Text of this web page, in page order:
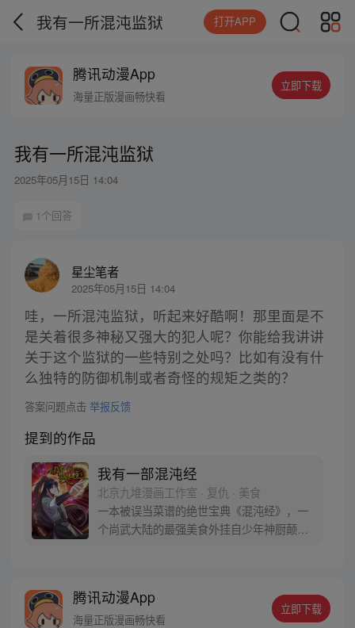
我有一所混沌监狱 打开APP
腾讯动漫App
海量正版漫画畅快看
立即下载
我有一所混沌监狱
2025年05月15日 14:04
1个回答
星尘笔者
2025年05月15日 14:04
哇，一所混沌监狱，听起来好酷啊！那里面是不
是关着很多神秘又强大的犯人呢？你能给我讲讲
关于这个监狱的一些特别之处吗？比如有没有什
么独特的防御机制或者奇怪的规矩之类的？
答案问题点击 举报反馈
提到的作品
我有一部混沌经
北京九堆漫画工作室 · 复仇 · 美食
一本被误当菜谱的绝世宝典《混沌经》，一
个尚武大陆的最强美食外挂自少年神厨颠勺
腾讯动漫App
海量正版漫画畅快看
立即下载